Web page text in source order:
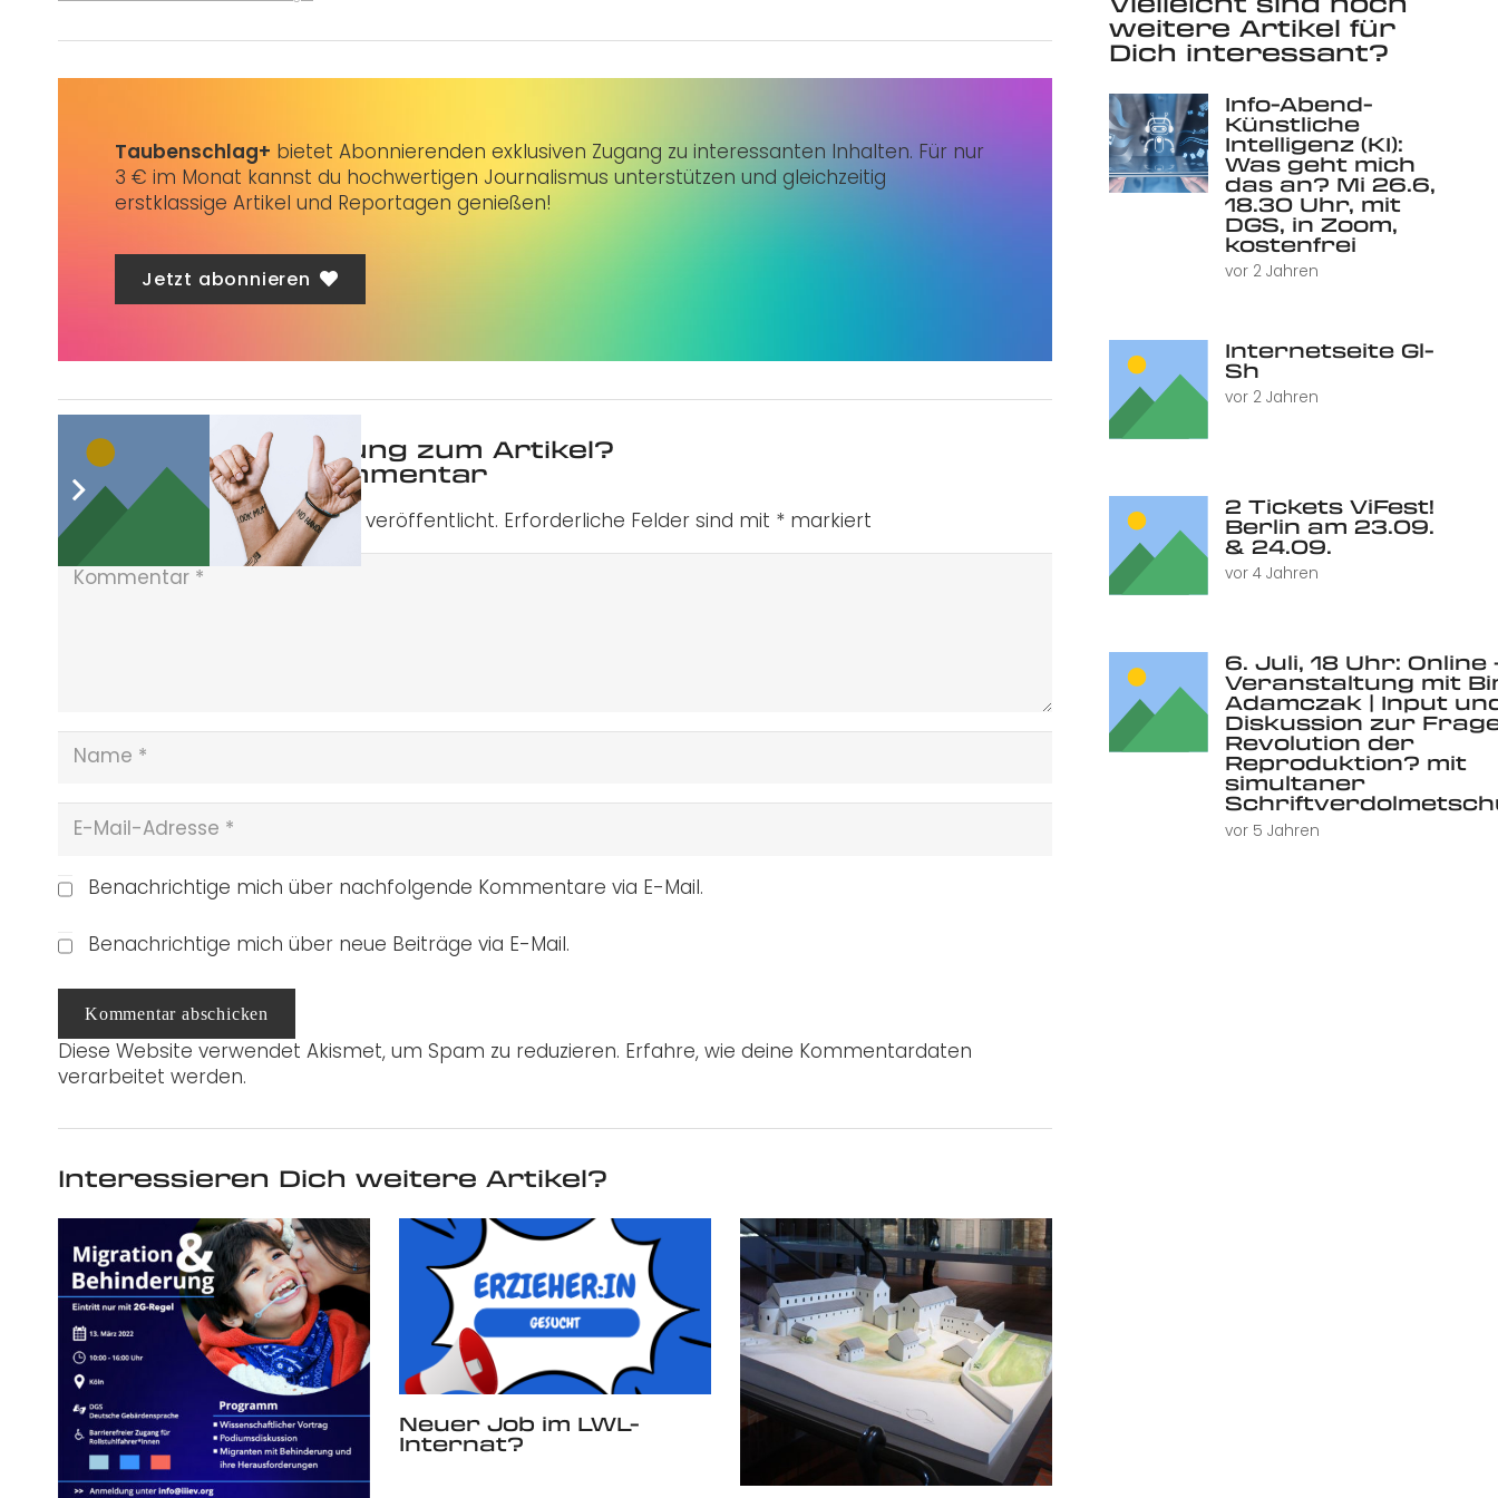
Taubenschlag+ bietet Abonnierenden exklusiven Zugang zu interessanten Inhalten. Für nur
3 € im Monat kannst du hochwertigen Journalismus unterstützen und gleichzeitig
erstklassige Artikel und Reportagen genießen!
Jetzt abonnieren
Was ist deine Meinung zum Artikel?
Schreibe einen Kommentar
Deine E-Mail-Adresse wird nicht veröffentlicht. Erforderliche Felder sind mit * markiert
Benachrichtige mich über nachfolgende Kommentare via E-Mail.
Benachrichtige mich über neue Beiträge via E-Mail.
Kommentar abschicken
Diese Website verwendet Akismet, um Spam zu reduzieren. Erfahre, wie deine Kommentardaten
verarbeitet werden.
Interessieren Dich weitere Artikel?
Neuer Job im LWL-
Internat?
weitere Artikel für
Dich interessant?
Info-Abend-
Künstliche
Intelligenz (KI):
Was geht mich
das an? Mi 26.6,
18.30 Uhr, mit
DGS, in Zoom,
kostenfrei
vor 2 Jahren
Internetseite Gl-
Sh
vor 2 Jahren
2 Tickets ViFest!
Berlin am 23.09.
& 24.09.
vor 4 Jahren
6. Juli, 18 Uhr: Online
Veranstaltung mit
Adamczak | Input
Diskussion zur
Revolution der
Reproduktion? mit
simultaner
vor 5 Jahren